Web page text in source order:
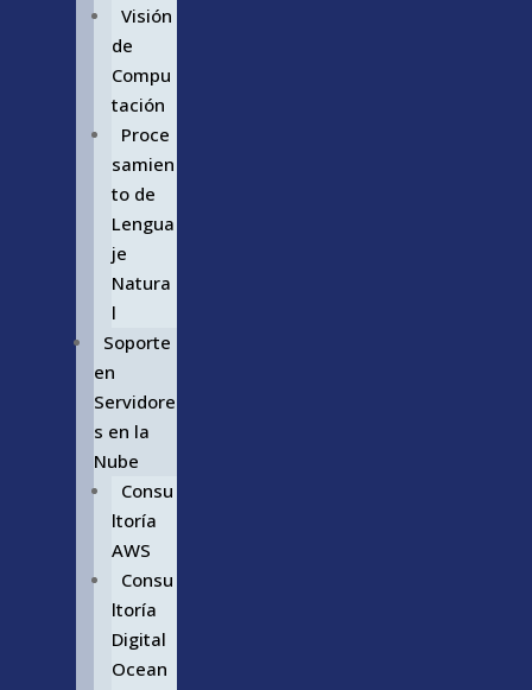
Visión
de
Compu
tación
Proce
samien
to de
Lengua
je
Natura
l
Soporte
en
Servidore
s en la
Nube
Consu
ltoría
AWS
Consu
ltoría
Digital
Ocean